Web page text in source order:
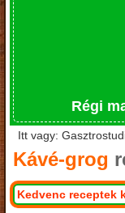
Régi
Itt vagy:
Kávé-grog
Kedvenc receptek